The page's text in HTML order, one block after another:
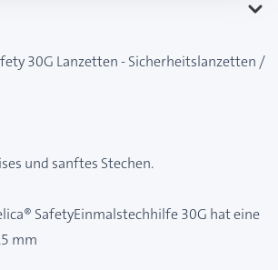
30G Lanzetten - Sicherheitslanzetten /
und sanftes Stechen.
SafetyEinmalstechhilfe 30G hat eine
mm